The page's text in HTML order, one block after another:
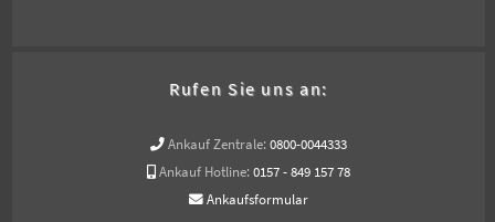
Rufen Sie uns an:
Ankauf Zentrale: 0800-0044333
Ankauf Hotline: 0157 - 849 157 78
Ankaufsformular